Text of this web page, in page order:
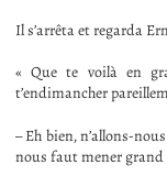
Il s’arrêta et regarda
« Que te voilà en
t’endimancher
– Eh bien, n’allons-
nous faut mener